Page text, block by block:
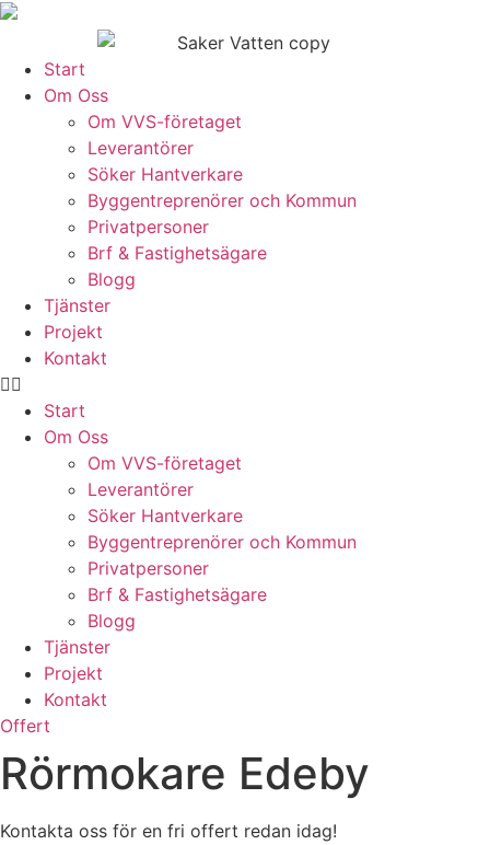
Skip
contentStart
Om Oss
Om VVS-företaget
Leverantörer
Söker Hantverkare
Byggentreprenörer och Kommun
Privatpersoner
Brf & Fastighetsägare
Blogg
Tjänster
Projekt
Kontakt
Start
Om Oss
Om VVS-företaget
Leverantörer
Söker Hantverkare
Byggentreprenörer och Kommun
Privatpersoner
Brf & Fastighetsägare
Blogg
Tjänster
Projekt
Kontakt
Offert
Rörmokare Edeby
Kontakta oss för en fri offert redan idag!